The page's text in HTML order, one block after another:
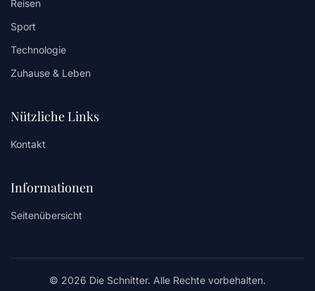
Reisen
Sport
Technologie
Zuhause & Leben
Nützliche Links
Kontakt
Informationen
Seitenübersicht
© 2026 Die Schnitter. Alle Rechte vorbehalten.